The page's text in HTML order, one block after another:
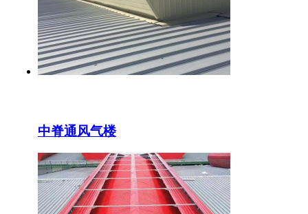
中脊通风气楼